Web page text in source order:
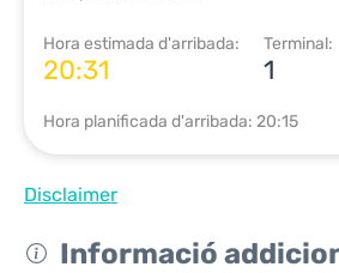
Hora estimada d'arribada:
20:31
Terminal:
1
Hora planificada d'arribada: 20:15
Disclaimer
Informació